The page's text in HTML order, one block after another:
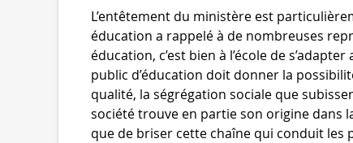
L’entêtement du ministère est
éducation a rappelé à de nombreuses
éducation, c’est bien à l’école de
public d’éducation doit donner la
qualité, la ségrégation sociale que
société trouve en partie son origine dans
que de briser cette chaîne qui conduit